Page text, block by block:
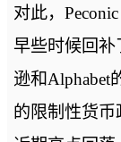
对此，
早些时候回补
逊和Alphabet
的限制性货